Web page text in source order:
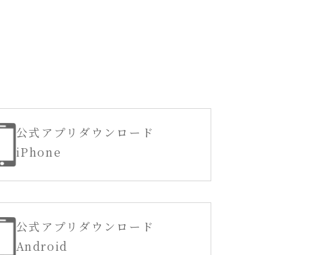
公式アプリダウンロード
iPhone
公式アプリダウンロード
Android